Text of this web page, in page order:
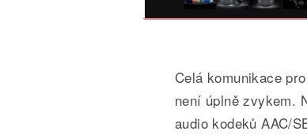
Celá komunikace
není úplně zvykem.
audio kodeků AAC/